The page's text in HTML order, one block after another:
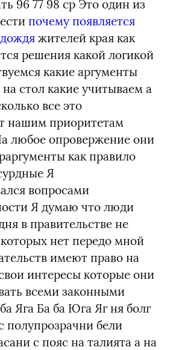
96 77 98 ср Это один из
почему появляется
жителей края как
решения какой логикой
какие аргументы
стол какие учитываем а
все это
нашим приоритетам
любое опровержение они
как правило
Я
вопросами
Я думаю что люди
в правительстве не
нет передо мной
имеют право на
интересы которые они
всеми законными
Яга Ба ба Юга Яг ня болг
полупрозрачни бели
с пояс на талията а на